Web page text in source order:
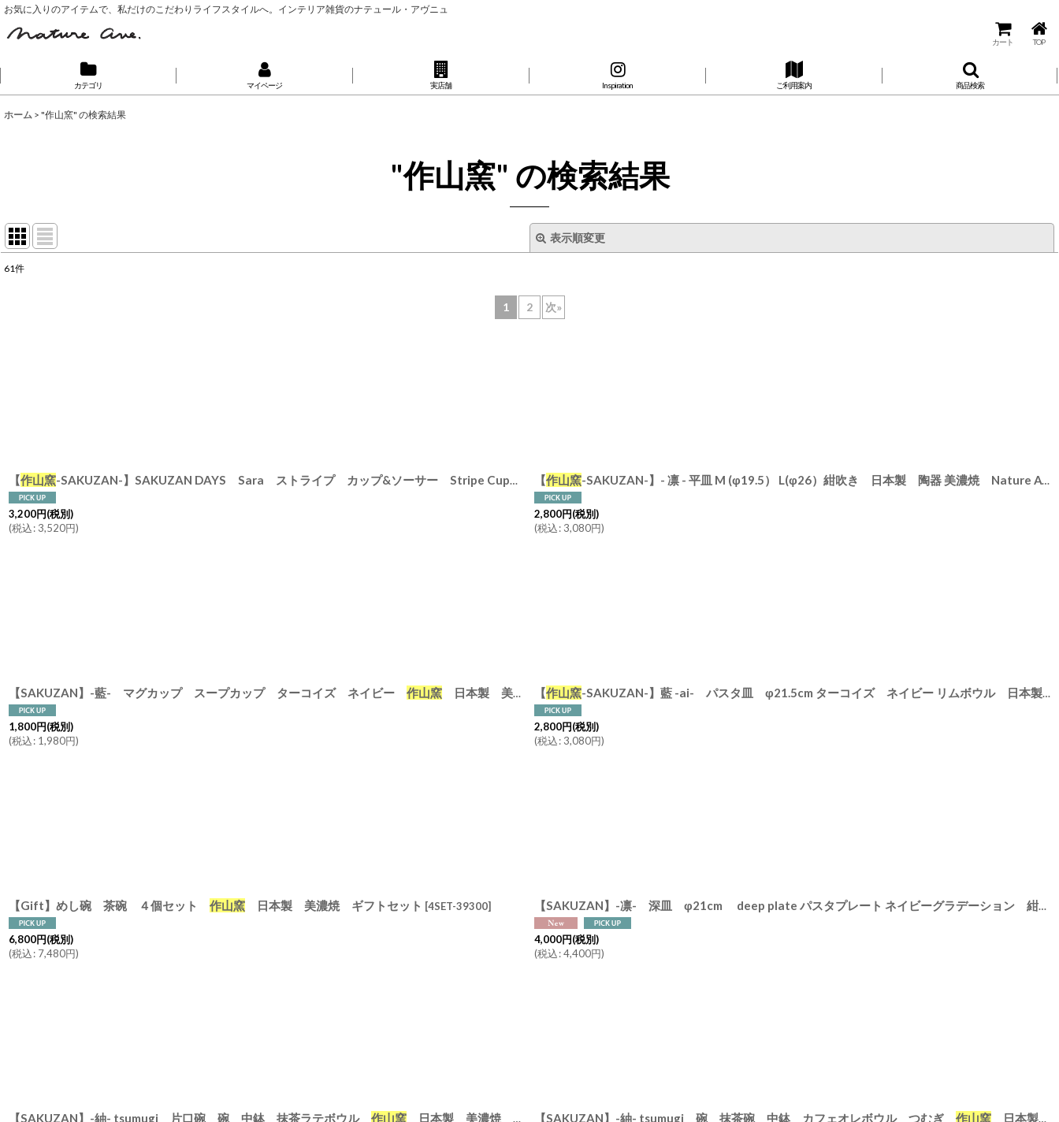
お気に入りのアイテムで、私だけのこだわりライフスタイルへ。インテリア雑貨のナテュール・アヴニュ
カート TOP
カテゴリ マイページ 実店舗 Inspiration ご利用案内 商品検索
ホーム > "作山窯" の検索結果
"作山窯" の検索結果
表示順変更
61件
1 2 次»
【作山窯-SAKUZAN-】SAKUZAN DAYS Sara ストライプ カップ&ソーサー Stripe Cup&Saucer /リム皿/コーヒーカップ/サラ/カフェ/磁器/日本製/陶器 3930169
3,200円(税別)
(税込: 3,520円)
【作山窯-SAKUZAN-】- 凛 - 平皿 M (φ19.5） L(φ26）紺吹き 日本製 陶器 美濃焼 Nature Ave.オリジナル
2,800円(税別)
(税込: 3,080円)
【SAKUZAN】-藍- マグカップ スープカップ ターコイズ ネイビー 作山窯 日本製 美濃焼 釉薬 [3930092-3930093]
1,800円(税別)
(税込: 1,980円)
【作山窯-SAKUZAN-】藍 -ai- パスタ皿 φ21.5cm ターコイズ ネイビー リムボウル 日本製 [
2,800円(税別)
(税込: 3,080円)
【Gift】めし碗 茶碗 ４個セット 作山窯 日本製 美濃焼 ギフトセット [4SET-39300]
6,800円(税別)
(税込: 7,480円)
【SAKUZAN】-凛- 深皿 φ21cm deep plate パスタプレート ネイビーグラデーション 紺
4,000円(税別)
(税込:4,400円)
【SAKUZAN】-紬- tsumugi 片口碗 碗 中鉢 抹茶ラテボウル 作山窯 日本製 美濃焼 φ13cm [3930269-6-7]
【SAKUZAN】-紬- tsumugi 碗 抹茶碗 中鉢 カフェオレボウル つむぎ 作山窯 日本製 φ13cm